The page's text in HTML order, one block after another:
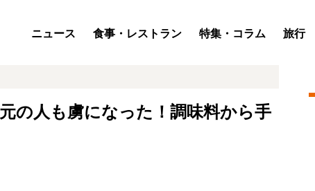
ニュース 食事・レストラン 特集・コラム 旅行
の人も虜になった！調味料から手